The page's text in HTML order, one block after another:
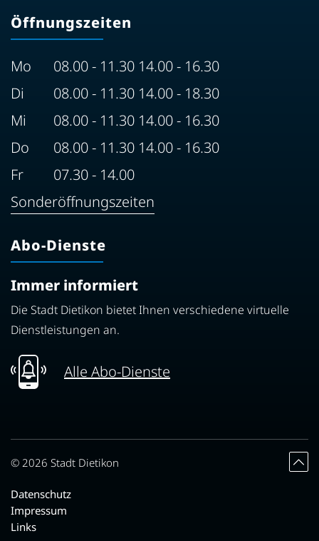
Öffnungszeiten
Mo
08.00 - 11.30 14.00 - 16.30
Di
08.00 - 11.30 14.00 - 18.30
Mi
08.00 - 11.30 14.00 - 16.30
Do
08.00 - 11.30 14.00 - 16.30
Fr
07.30 - 14.00
Sonderöffnungszeiten
Abo-Dienste
Immer informiert
Die Stadt Dietikon bietet Ihnen verschiedene virtuelle
Dienstleistungen an.
Alle Abo-Dienste
© 2026 Stadt Dietikon
Toolbar
Datenschutz
Impressum
Links